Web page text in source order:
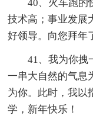
40、火车跑的
技术高；事业发展
好领导。向您拜年
41、我为你拽
一串大自然的气息
为你。此时，我以
学，新年快乐！